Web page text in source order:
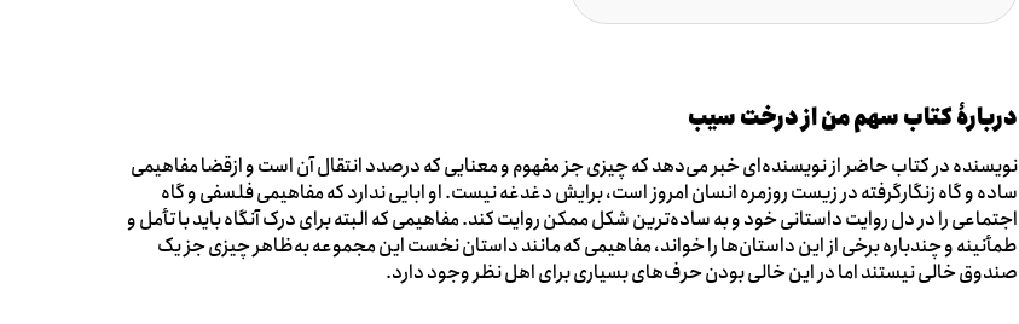
دربارۀ کتاب سهم من از درخت سیب
نویسنده در کتاب حاضر از نویسنده‌ای خبر می‌دهد که چیزی جز مفهوم و معنایی که درصدد انتقال آن است و ازقضا مفاهیمی
ساده و گاه زنگارگرفته در زیست روزمره انسان امروز است، برایش دغدغه نیست. او ابایی ندارد که مفاهیمی فلسفی و گاه
اجتماعی را در دل روایت‌ داستانی خود و به ساده‌ترین شکل ممکن روایت کند. مفاهیمی که البته برای درک آنگاه باید با تأمل و
طمأنینه و چندباره برخی از این داستان‌ها را خواند، مفاهیمی که مانند داستان نخست این مجموعه به‌ظاهر چیزی جز یک
صندوق خالی نیستند اما در این خالی بودن حرف‌های بسیاری برای اهل نظر وجود دارد.